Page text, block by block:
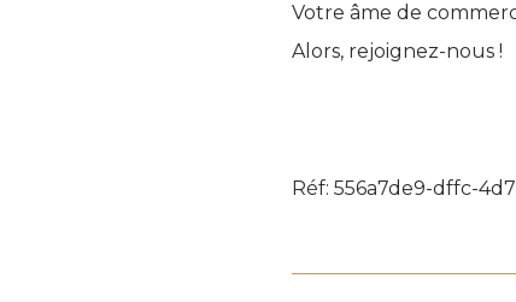
Votre âme de
Alors, rejoignez-nous !
Réf: 556a7de9-dffc-